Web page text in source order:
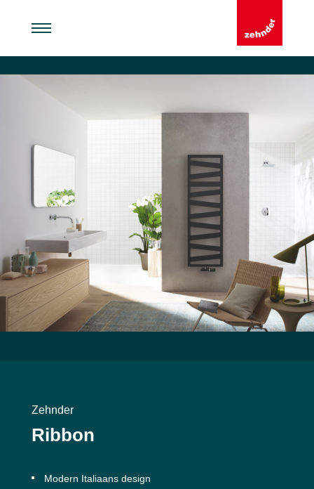
Zehnder
Ribbon
Modern Italiaans design